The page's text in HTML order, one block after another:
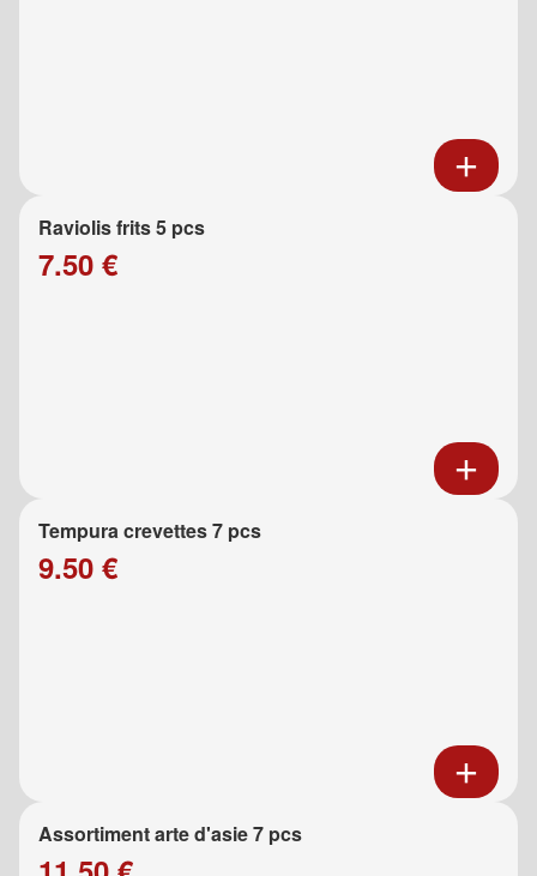
Raviolis frits 5 pcs
7.50 €
Tempura crevettes 7 pcs
9.50 €
Assortiment arte d'asie 7 pcs